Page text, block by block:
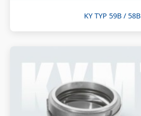
KY TYP 59B / 58B